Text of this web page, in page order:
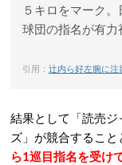
５キロをマーク
球団の指名が有力
引用： 辻内ら好左腕に
結果として「読売
ズ」が競合するこ
ら1巡目指名を受け